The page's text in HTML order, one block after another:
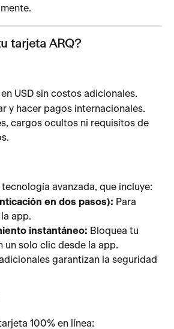
tarjeta ARQ?
USD sin costos adicionales.
y hacer pagos internacionales.
cargos ocultos ni requisitos de
avanzada, que incluye:
en dos pasos): Para
app.
instantáneo: Bloquea tu
un solo clic desde la app.
garantizan la seguridad
100% en línea: